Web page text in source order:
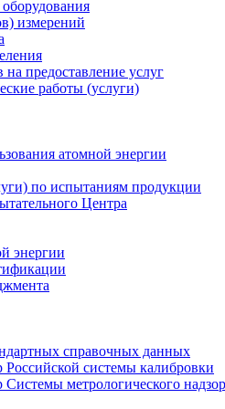
измерений
предоставление услуг
работы (услуги)
атомной энергии
по испытаниям продукции
Центра
энергии
справочных данных
системы калибровки
метрологического